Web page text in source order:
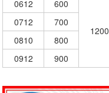
0612
600
1200
0712
700
0810
800
0912
900